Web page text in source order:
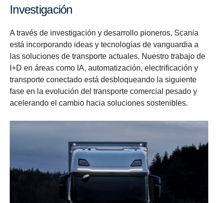
Investigación
A través de investigación y desarrollo pioneros, Scania
está incorporando ideas y tecnologías de vanguardia a
las soluciones de transporte actuales. Nuestro trabajo de
I+D en áreas como IA, automatización, electrificación y
transporte conectado está desbloqueando la siguiente
fase en la evolución del transporte comercial pesado y
acelerando el cambio hacia soluciones sostenibles.